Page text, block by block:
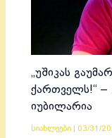
„უშიკას
ქართველს!“ –
იუბილარია
სიახლეები 03/31/